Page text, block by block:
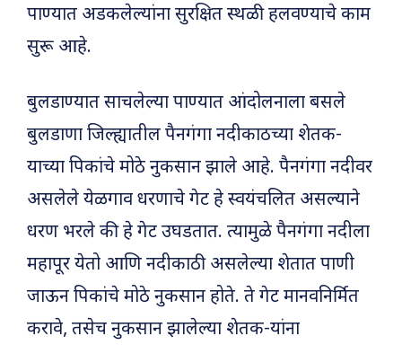
पाण्यात अडकलेल्यांना सुरक्षित स्थळी हलवण्याचे काम
सुरू आहे.
बुलडाण्यात साचलेल्या पाण्यात आंदोलनाला बसले
बुलडाणा जिल्ह्यातील पैनगंगा नदीकाठच्या शेतक-
याच्या पिकांचे मोठे नुकसान झाले आहे. पैनगंगा नदीवर
असलेले येळगाव धरणाचे गेट हे स्वयंचलित असल्याने
धरण भरले की हे गेट उघडतात. त्यामुळे पैनगंगा नदीला
महापूर येतो आणि नदीकाठी असलेल्या शेतात पाणी
जाऊन पिकांचे मोठे नुकसान होते. ते गेट मानवनिर्मित
करावे, तसेच नुकसान झालेल्या शेतक-यांना